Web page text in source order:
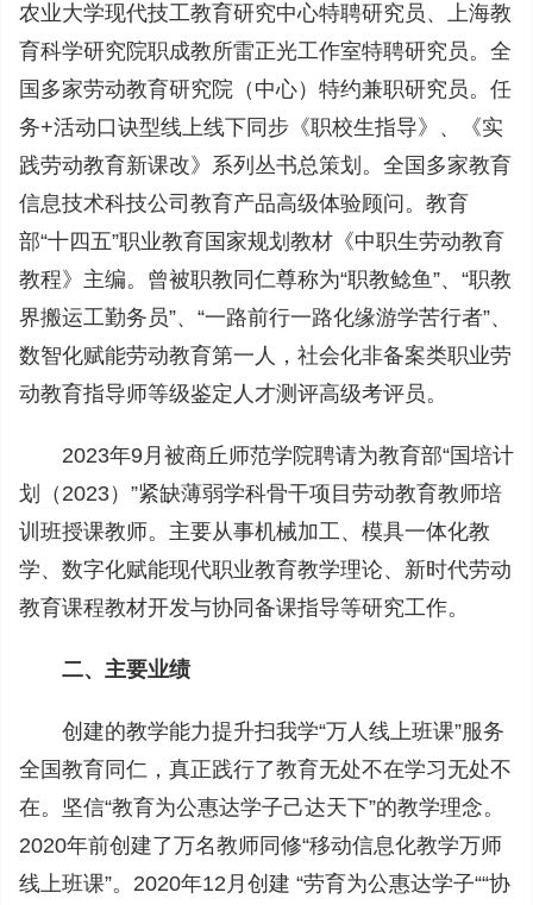
农业大学现代技工教育研究中心特聘研究员、上海教
育科学研究院职成教所雷正光工作室特聘研究员。全
国多家劳动教育研究院（中心）特约兼职研究员。任
务+活动口诀型线上线下同步《职校生指导》、《实
践劳动教育新课改》系列丛书总策划。全国多家教育
信息技术科技公司教育产品高级体验顾问。教育
部“十四五”职业教育国家规划教材《中职生劳动教育
教程》主编。曾被职教同仁尊称为“职教鲶鱼”、“职教
界搬运工勤务员”、“一路前行一路化缘游学苦行者”、
数智化赋能劳动教育第一人，社会化非备案类职业劳
动教育指导师等级鉴定人才测评高级考评员。
2023年9月被商丘师范学院聘请为教育部“国培计
划（2023）”紧缺薄弱学科骨干项目劳动教育教师培
训班授课教师。主要从事机械加工、模具一体化教
学、数字化赋能现代职业教育教学理论、新时代劳动
教育课程教材开发与协同备课指导等研究工作。
二、主要业绩
创建的教学能力提升扫我学“万人线上班课”服务
全国教育同仁，真正践行了教育无处不在学习无处不
在。坚信“教育为公惠达学子己达天下”的教学理念。
2020年前创建了万名教师同修“移动信息化教学万师
线上班课”。2020年12月创建 “劳育为公惠达学子““协